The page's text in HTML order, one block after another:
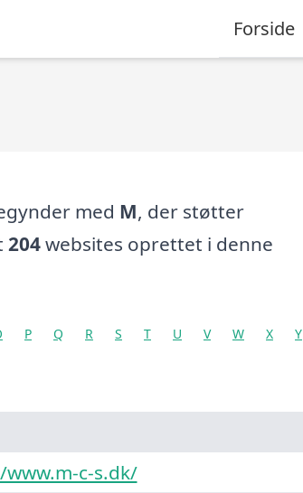
Forside
med M, der støtter
204websites oprettet i denne
P Q R S T U V W X Y
c-s.dk/